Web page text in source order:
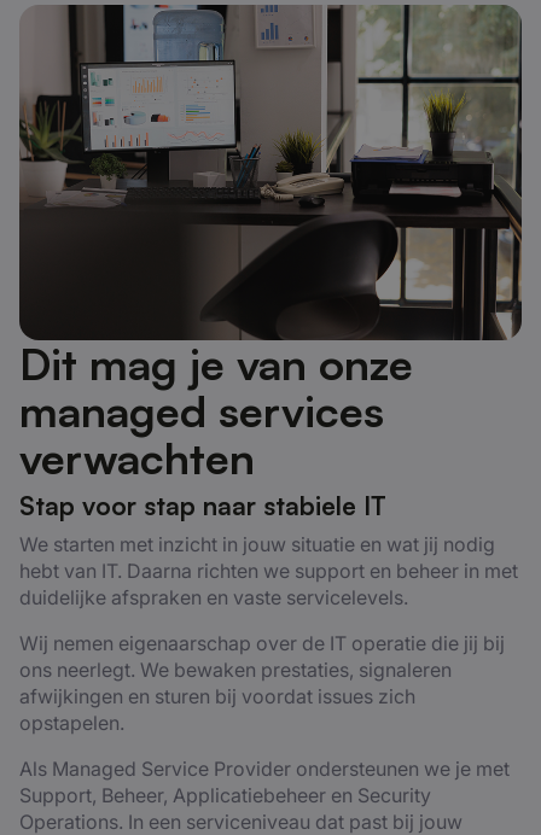
Dit mag je van onze
managed services
verwachten
Stap voor stap naar stabiele IT
We starten met inzicht in jouw situatie en wat jij nodig
hebt van IT. Daarna richten we support en beheer in met
duidelijke afspraken en vaste servicelevels.
Wij nemen eigenaarschap over de IT operatie die jij bij
ons neerlegt. We bewaken prestaties, signaleren
afwijkingen en sturen bij voordat issues zich
opstapelen.
Als Managed Service Provider ondersteunen we je met
Support, Beheer, Applicatiebeheer en Security
Operations. In een serviceniveau dat past bij jouw